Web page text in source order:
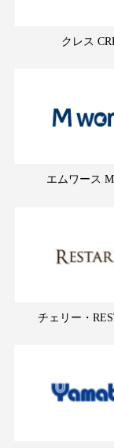
クレス
エムワース
チェリー・